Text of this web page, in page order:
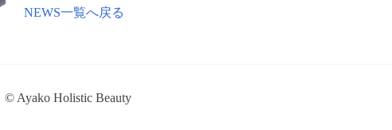
NEWS一覧へ戻る
© Ayako Holistic Beauty